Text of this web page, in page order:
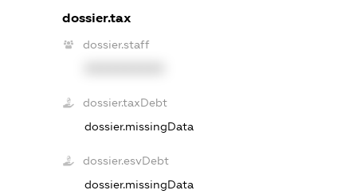
dossier.tax
dossier.staff
dossier.taxDebt
dossier.missingData
dossier.esvDebt
dossier.missingData